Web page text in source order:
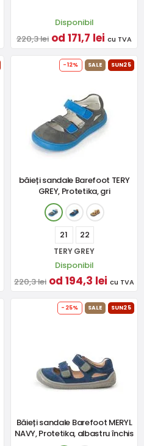
Disponibil
220,3 lei od 171,7 lei cu TVA
-12% SALE SUN25
băieți sandale Barefoot TERY
GREY, Protetika, gri
21 22
TERY GREY
Disponibil
220,3 lei od 194,3 lei cu TVA
-25% SALE SUN25
Băieți sandale Barefoot MERYL
NAVY, Protetika, albastru închis